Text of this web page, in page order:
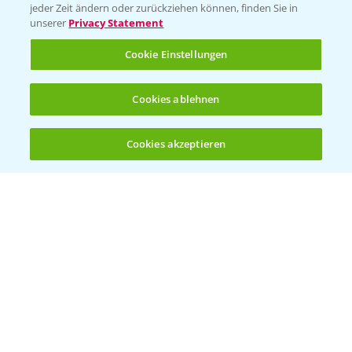
(noch 4)
Sammelstellen und Termine
Kontakt & Notfall
Beratung auf WhatsApp
+49 (0)174 346 564 1
jeder Zeit ändern oder zurückziehen können, finden Sie in
unserer Privacy Statement
Cookie Einstellungen
Cookies ablehnen
Cookies akzeptieren